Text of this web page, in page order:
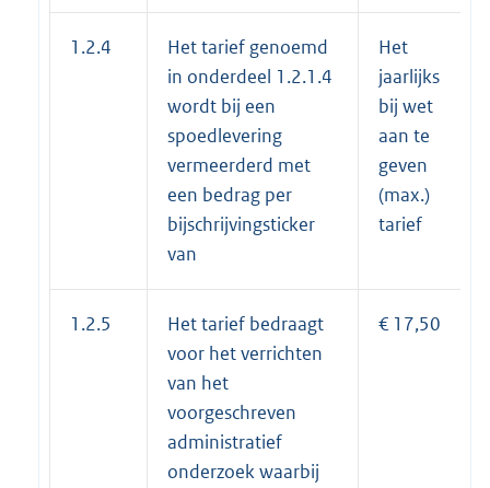
1.2.4
Het tarief genoemd
in onderdeel 1.2.1.4
wordt bij een
spoedlevering
vermeerderd met
een bedrag per
bijschrijvingsticker
van
Het
jaarlijks
bij wet
aan te
geven
(max.)
tarief
1.2.5
Het tarief bedraagt
voor het verrichten
van het
voorgeschreven
administratief
onderzoek waarbij
€ 17,50